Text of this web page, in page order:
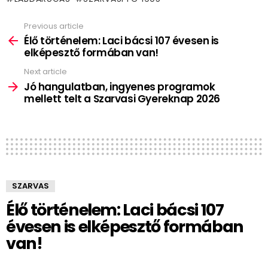
more
Previous article
Élő történelem: Laci bácsi 107 évesen is
elképesztő formában van!
Next article
Jó hangulatban, ingyenes programok
mellett telt a Szarvasi Gyereknap 2026
SZARVAS
Élő történelem: Laci bácsi 107
évesen is elképesztő formában
van!